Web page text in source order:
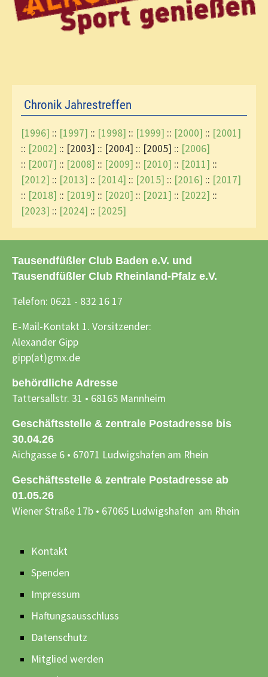
Chronik Jahrestreffen
[1996] :: [1997] :: [1998] :: [1999] :: [2000] :: [2001]
:: [2002] :: [2003] :: [2004] :: [2005] :: [2006]
:: [2007] :: [2008] :: [2009] :: [2010] :: [2011] ::
[2012] :: [2013] :: [2014] :: [2015] :: [2016] :: [2017]
:: [2018] :: [2019] :: [2020] :: [2021] :: [2022] ::
[2023] :: [2024] :: [2025]
Tausendfüßler Club Baden e.V. und
Tausendfüßler Club Rheinland-Pfalz e.V.
Telefon: 0621 - 832 16 17
E-Mail-Kontakt 1. Vorsitzender:
Alexander Gipp
gipp(at)gmx.de
behördliche Adresse
Tattersallstr. 31 • 68165 Mannheim
Geschäftsstelle & zentrale Postadresse bis
30.04.26
Aichgasse 6 • 67071 Ludwigshafen am Rhein
Geschäftsstelle & zentrale Postadresse ab
01.05.26
Wiener Straße 17b • 67065 Ludwigshafen am Rhein
Kontakt
Spenden
Impressum
Haftungsausschluss
Datenschutz
Mitglied werden